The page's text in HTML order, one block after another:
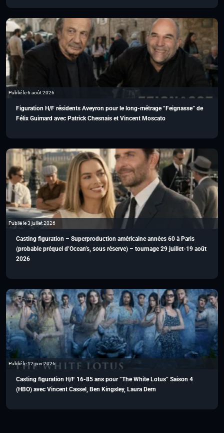
Publié le 6 août 2026
Figuration H/F résidents Aveyron pour le long-métrage “Feignasse” de
Félix Guimard avec Patrick Chesnais et Vincent Moscato
Publié le 3 juillet 2026
Casting figuration – Superproduction américaine années 60 à Paris
(probable préquel d’Ocean’s, sous réserve) – tournage 29 juillet-19 août
2026
Publié le 12 juin 2026
Casting figuration H/F 16-85 ans pour “The White Lotus” Saison 4
(HBO) avec Vincent Cassel, Ben Kingsley, Laura Dern